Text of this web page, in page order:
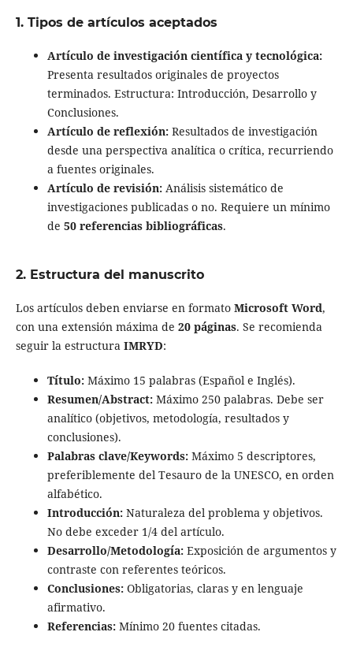
1. Tipos de artículos aceptados
Artículo de investigación científica y tecnológica:
Presenta resultados originales de proyectos
terminados. Estructura: Introducción, Desarrollo y
Conclusiones.
Artículo de reflexión:Resultados de investigación
desde una perspectiva analítica o crítica, recurriendo
a fuentes originales.
Artículo de revisión:Análisis sistemático de
investigaciones publicadas o no. Requiere un mínimo
de 50 referencias bibliográficas.
2. Estructura del manuscrito
Los artículos deben enviarse en formato Microsoft Word,
con una extensión máxima de 20 páginas. Se recomienda
seguir la estructura IMRYD:
Título:Máximo 15 palabras (Español e Inglés).
Resumen/Abstract:Máximo 250 palabras. Debe ser
analítico (objetivos, metodología, resultados y
conclusiones).
Palabras clave/Keywords:Máximo 5 descriptores,
preferiblemente del Tesauro de la UNESCO, en orden
alfabético.
Introducción:Naturaleza del problema y objetivos.
No debe exceder 1/4 del artículo.
Desarrollo/Metodología:Exposición de argumentos y
contraste con referentes teóricos.
Conclusiones:Obligatorias, claras y en lenguaje
afirmativo.
Referencias:Mínimo 20 fuentes citadas.